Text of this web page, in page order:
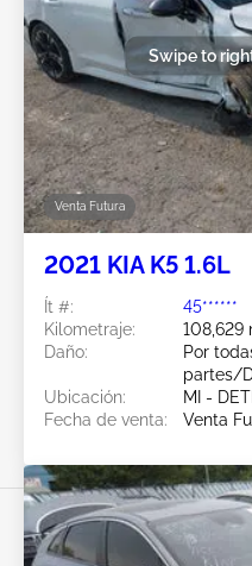
Venta Futura
Swipe to
2021 KIA K5 1.6L
Ít #:
45******
Kilometraje:
108,629
Daño:
Por
partes/
Ubicación:
MI -
Fecha de venta:
Venta